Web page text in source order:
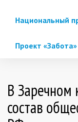
Национальный
Проект «Забота»
В Заречном
состав